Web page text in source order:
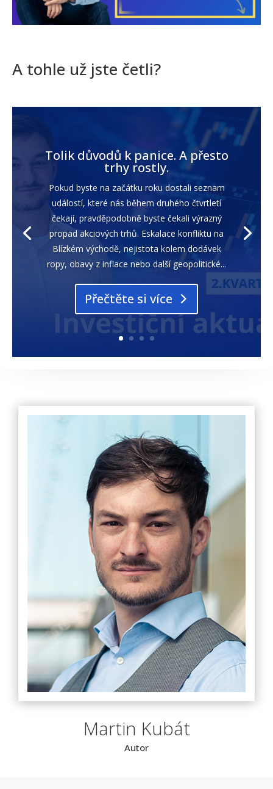
A tohle už jste četli?
Tolik důvodů k panice. A přesto
trhy rostly.
Pokud byste na začátku roku dostali seznam
událostí, které nás během druhého čtvrtletí
čekají, pravděpodobně byste čekali výrazný
propad akciových trhů. Eskalace konfliktu na
Blízkém východě, nejistota kolem dodávek
ropy, obavy z inflace nebo další geopolitické...
Přečtěte si více
Martin Kubát
Autor